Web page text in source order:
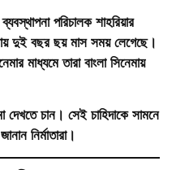
পরিচালক শাহরিয়ার
দুই বছর ছয় মাস সময় লেগেছে।
মাধ্যমে তারা বাংলা সিনেমায়
চান। সেই চাহিদাকে সামনে
নির্মাতারা।